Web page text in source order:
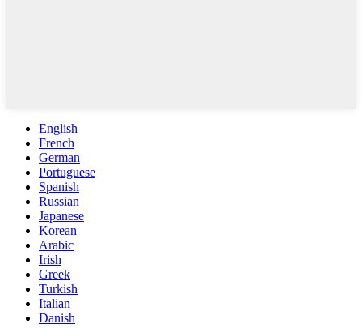
English
French
German
Portuguese
Spanish
Russian
Japanese
Korean
Arabic
Irish
Greek
Turkish
Italian
Danish